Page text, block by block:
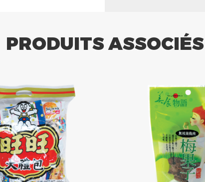
PRODUITS ASSOCIÉS